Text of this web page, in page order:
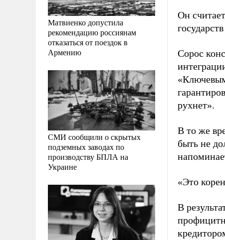
Матвиенко допустила
рекомендацию россиянам
отказаться от поездок в
Армению
СМИ сообщили о скрытых
подземных заводах по
производству БПЛА на
Украине
Он
Сорос
рухнет».
В то же
быть не
«Это
В